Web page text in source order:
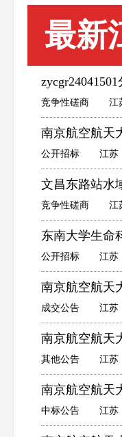
最新
竞争性磋商 江
南京航空航天
公开招标 江苏
文昌东路站水
竞争性磋商 江
东南大学生命
公开招标 江苏
南京航空航天
成交公告 江苏
南京航空航天
其他公告 江苏
南京航空航天
中标公告 江苏